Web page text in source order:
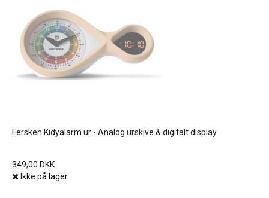
Fersken Kidyalarm ur - Analog urskive & digitalt display
349,00 DKK
Ikke på lager